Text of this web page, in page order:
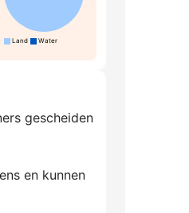
Land Water
gescheiden
en kunnen